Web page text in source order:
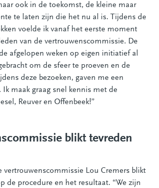
ook in de toekomst, de kleine maar
te laten zijn die het nu al is. Tijdens de
voelde ik vanaf het eerste moment
van de vertrouwenscommissie. De
afgelopen weken op eigen initiatief al
om de sfeer te proeven en de
deze bezoeken, gaven me een
maak graag snel kennis met de
Reuver en Offenbeek!”
blikt tevreden
vertrouwenscommissie Lou Cremers blikt
de procedure en het resultaat. “We zijn